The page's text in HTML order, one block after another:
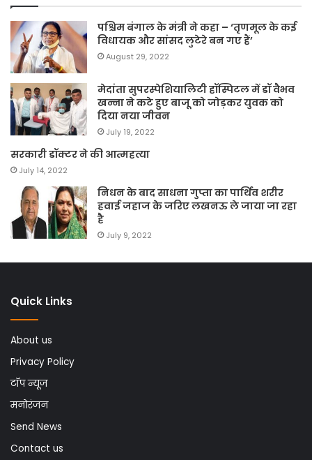
पश्चिम बंगाल के मंत्री ने कहा – ‘तृणमूल के कई
विधायक और सांसद लुटेरे बन गए हैं’
August 29, 2022
मेदांता सुपरस्पेशियालिटी हॉस्पिटल में डॉ वैभव
खन्ना ने कटे हुए बाजू को जोड़कर युवक को
दिया नया जीवन
July 19, 2022
सरकारी डॉक्टर ने की आत्महत्या
July 14, 2022
निधन के बाद साधना गुप्ता का पार्थिव शरीर
हवाई जहाज के जरिए लखनऊ ले जाया जा रहा
है
July 9, 2022
Quick Links
About us
Privacy Policy
टॉप न्यूज
मनोरंजन
Send News
Contact us